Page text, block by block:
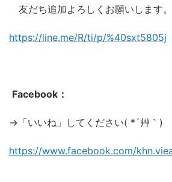
友だち追加よろしくお願いします
https://line.me/R/ti/p/%40sxt5805j
Facebook：
→「いいね」してください( *´艸｀)
https://www.facebook.com/